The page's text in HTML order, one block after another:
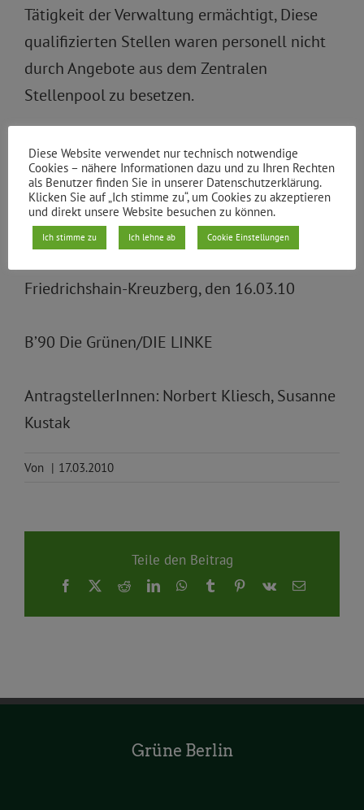
Tätigkeit der Verwaltung ermächtigt, Diese
qualifizierten Stellen waren personell nicht
durch Angebote aus dem Zentralen
Stellenpool zu besetzen.
Dienste der Bürger wird so nicht geleistet.
Damit ist ordnungsgemäßes
Verwaltungshandeln unmöglich oder stark
eingeschränkt.
Friedrichshain-Kreuzberg, den 16.03.10
B’90 Die Grünen/DIE LINKE
AntragstellerInnen: Norbert Kliesch, Susanne
Kustak
Von | 17.03.2010
Teile den Beitrag
Facebook
X RedditLinkedInWhatsApp
TumblrPinterest
Vk
E-
Grüne Berlin
Diese Website verwendet nur technisch notwendige
Cookies – nähere Informationen dazu und zu Ihren Rechten
als Benutzer finden Sie in unserer Datenschutzerklärung.
Klicken Sie auf „Ich stimme zu“, um Cookies zu akzeptieren
und direkt unsere Website besuchen zu können.
Ich stimme zu Ich lehne ab Cookie Einstellungen